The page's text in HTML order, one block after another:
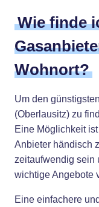
Wie finde
Wohnort?
Um den
(Oberlausitz) zu
Eine Möglichkeit
Anbieter händisch
zeitaufwendig sein
wichtige Angebote
Eine einfachere